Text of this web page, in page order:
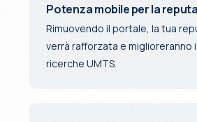
Potenza mobile per la
Rimuovendo il portale, la tua
verrà rafforzata e miglioreranno
ricerche UMTS.